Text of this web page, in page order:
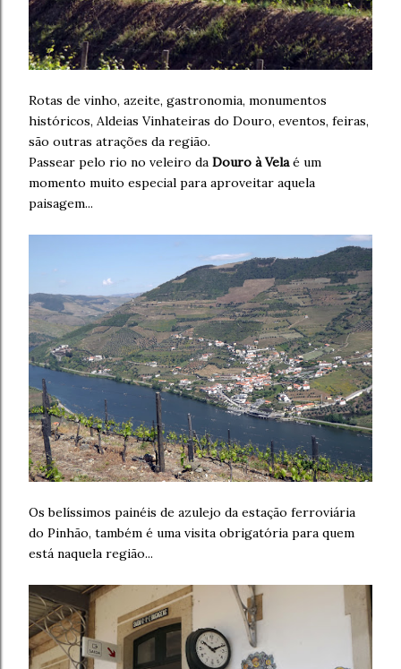
Rotas de vinho, azeite, gastronomia, monumentos
históricos, Aldeias Vinhateiras do Douro, eventos, feiras,
são outras atrações da região.
Passear pelo rio no veleiro da Douro à Velaé um
momento muito especial para aproveitar aquela
paisagem...
Os belíssimos painéis de azulejo da estação ferroviária
do Pinhão, também é uma visita obrigatória para quem
está naquela região...